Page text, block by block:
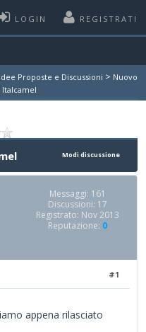
LOGIN REGISTRATI
Proposte e Discussioni > Nuovo
Italcamel
Modi discussione
Messaggi: 161
Discussioni: 17
Registrato: Nov 2013
Reputazione: 0
#1
appena rilasciato